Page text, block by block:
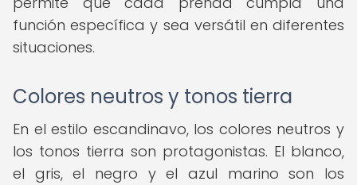
función específica y sea versátil en diferentes
situaciones.
Colores neutros y tonos tierra
En el estilo escandinavo, los colores neutros y
los tonos tierra son protagonistas. El blanco,
el gris, el negro y el azul marino son los